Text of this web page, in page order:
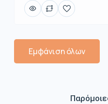
Εμφάνιση όλων